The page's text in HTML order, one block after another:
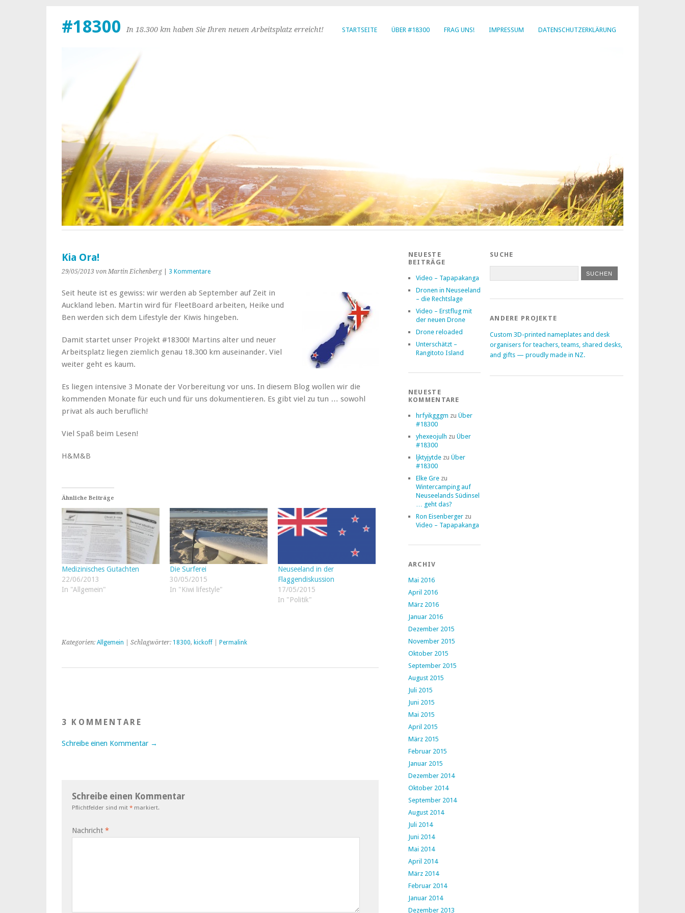
STARTSEITE ÜBER #18300 FRAG UNS! IMPRESSUM DATENSCHUTZERKLÄRUNG
#18300 In 18.300 km haben Sie Ihren neuen Arbeitsplatz erreicht!
Kia Ora!
29/05/2013 von Martin Eichenberg 3 Kommentare
Seit heute ist es gewiss: wir werden ab September auf Zeit in
Auckland leben. Martin wird für FleetBoard arbeiten, Heike und
Ben werden sich dem Lifestyle der Kiwis hingeben.
Damit startet unser Projekt #18300! Martins alter und neuer
Arbeitsplatz liegen ziemlich genau 18.300 km auseinander. Viel
weiter geht es kaum.
Es liegen intensive 3 Monate der Vorbereitung vor uns. In diesem Blog wollen wir die
kommenden Monate für euch und für uns dokumentieren. Es gibt viel zu tun … sowohl
privat als auch beruflich!
Viel Spaß beim Lesen!
H&M&B
Ähnliche Beiträge
Medizinisches Gutachten
22/06/2013
In "Allgemein"
Die Surferei
30/05/2015
In "Kiwi lifestyle"
Neuseeland in der
Flaggendiskussion
17/05/2015
In "Politik"
Kategorien: Allgemein | Schlagwörter: 18300, kickoff Permalink
3 KOMMENTARE
Schreibe einen Kommentar →
Schreibe einen Kommentar
Pflichtfelder sind mit * markiert.
Nachricht *
NEUESTE
BEITRÄGE
Video – Tapapakanga
Dronen in Neuseeland
– die Rechtslage
Video – Erstflug mit
der neuen Drone
Drone reloaded
Unterschätzt –
Rangitoto Island
NEUESTE
KOMMENTARE
hrfyikgggm zu Über
#18300
yhexeojulh zu Über
#18300
ljktyjytdezu Über
#18300
Elke Grezu
Wintercamping auf
Neuseelands Südinsel
… geht das?
Ron Eisenbergerzu
Video – Tapapakanga
ARCHIV
Mai 2016
April 2016
März 2016
Januar 2016
Dezember 2015
November 2015
Oktober 2015
September 2015
August 2015
Juli 2015
Juni 2015
Mai 2015
April 2015
März 2015
Februar 2015
Januar 2015
Dezember 2014
Oktober 2014
September 2014
August 2014
Juli 2014
Juni 2014
Mai 2014
April 2014
März 2014
Februar 2014
Januar 2014
Dezember 2013
SUCHE
ANDERE PROJEKTE
Custom 3D-printed nameplates and desk
organisers for teachers, teams, shared desks,
and gifts — proudly made in NZ.